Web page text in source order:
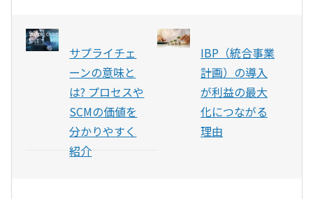
サプライチェ
ーンの意味と
は? プロセスや
SCMの価値を
分かりやすく
紹介
IBP（統合事業
計画）の導入
が利益の最大
化につながる
理由